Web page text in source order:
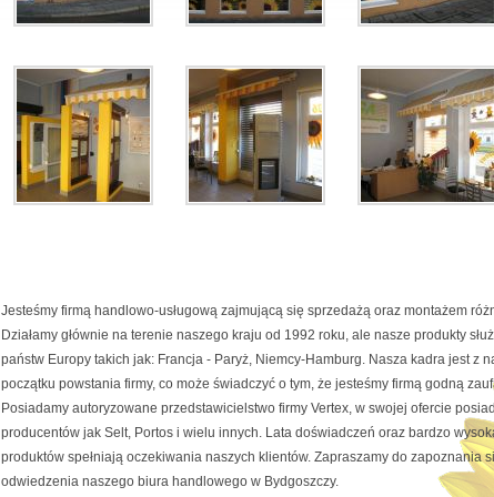
Jesteśmy firmą handlowo-usługową zajmującą się sprzedażą oraz montażem
Działamy głównie na terenie naszego kraju od 1992 roku, ale nasze produkty
państw Europy takich jak: Francja - Paryż, Niemcy-Hamburg. Nasza kadra jest z
początku powstania firmy, co może świadczyć o tym, że jesteśmy firmą godną
Posiadamy autoryzowane przedstawicielstwo firmy Vertex, w swojej ofercie
producentów jak Selt, Portos i wielu innych. Lata doświadczeń oraz bardzo
produktów spełniają oczekiwania naszych klientów. Zapraszamy do zapoznania
odwiedzenia naszego biura handlowego w Bydgoszczy.